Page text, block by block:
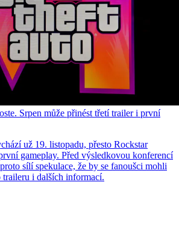
Srpen může přinést třetí trailer i první
už 19. listopadu, přesto Rockstar
gameplay. Před výsledkovou konferencí
sílí spekulace, že by se fanoušci mohli
i dalších informací.